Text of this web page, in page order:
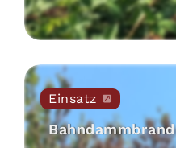
Einsatz
Bahndammbrand